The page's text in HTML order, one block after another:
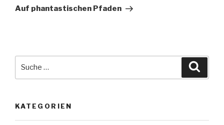
Beitrag
Auf phantastischen Pfaden
KATEGORIEN